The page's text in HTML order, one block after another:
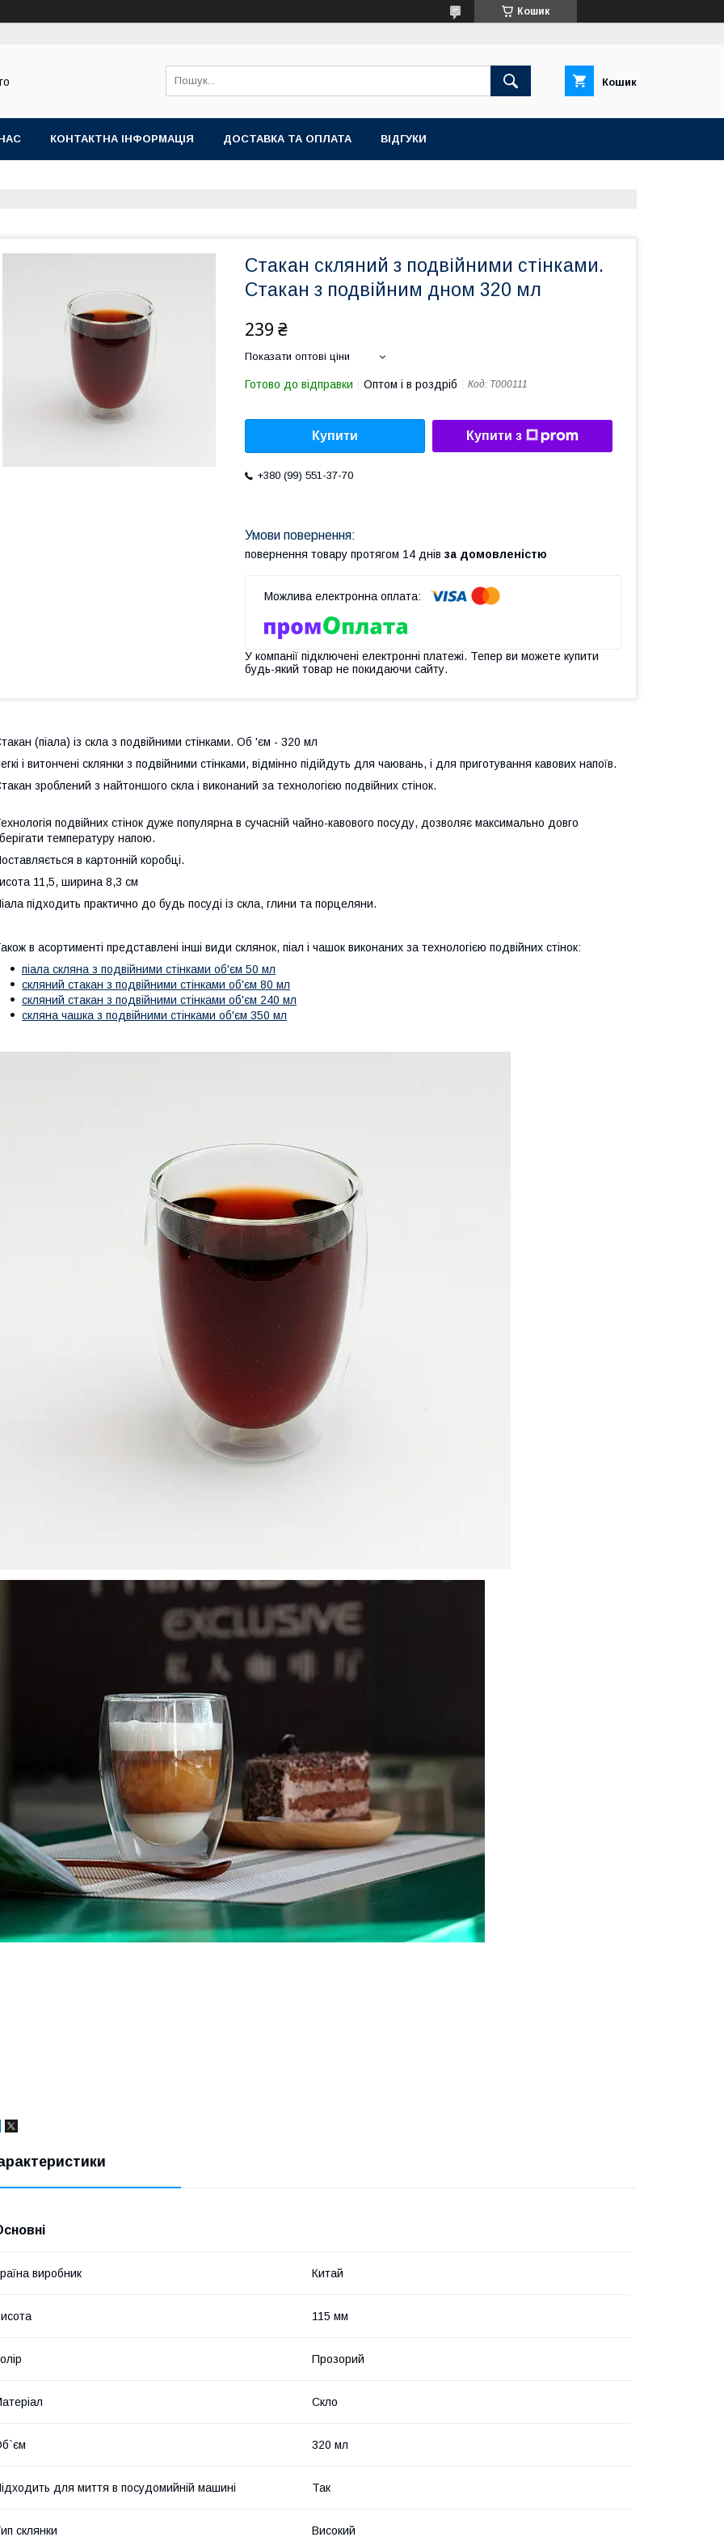
Кошик
Кошик
КОНТАКТНА ІНФОРМАЦІЯ ДОСТАВКА ТА ОПЛАТА ВІДГУКИ
Стакан скляний з подвійними стінками.
Стакан з подвійним дном 320 мл
239 ₴
Показати оптові ціни
Готово до відправки Оптом і в роздріб Код: T000111
Купити Купити з
+380 (99) 551-37-70
повернення товару протягом 14 днів за домовленістю
У компанії підключені електронні платежі. Тепер ви можете купити
будь-який товар не покидаючи сайту.
(піала) із скла з подвійними стінками. Об 'єм - 320 мл
і витончені склянки з подвійними стінками, відмінно підійдуть для чаювань, і для приготування кавових напоїв.
зроблений з найтоншого скла і виконаний за технологією подвійних стінок.
подвійних стінок дуже популярна в сучасній чайно-кавового посуду, дозволяє максимально довго
температуру напою.
в картонній коробці.
11,5, ширина 8,3 см
підходить практично до будь посуді із скла, глини та порцеляни.
в асортименті представлені інші види склянок, піал і чашок виконаних за технологією подвійних стінок:
піала скляна з подвійними стінками об'єм 50 мл
скляний стакан з подвійними стінками об'єм 80 мл
скляний стакан з подвійними стінками об'єм 240 мл
скляна чашка з подвійними стінками об'єм 350 мл
виробник Китай
115 мм
Прозорий
Скло
320 мл
для миття в посудомийній машині Так
склянки Високий